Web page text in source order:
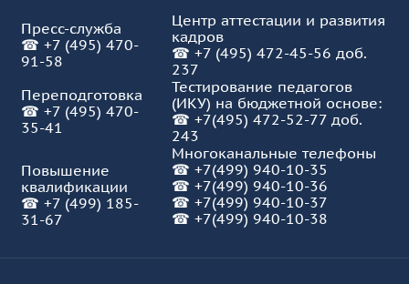
Пресс-служба
☎ +7 (495) 470-
91-58
Центр аттестации и развития
кадров
☎ +7 (495) 472-45-56 доб.
237
Переподготовка
☎ +7 (495) 470-
35-41
Тестирование педагогов
(ИКУ) на бюджетной основе:
☎ +7(495) 472-52-77 доб.
243
Многоканальные телефоны
☎ +7(499) 940-10-35
☎ +7(499) 940-10-36
☎ +7(499) 940-10-37
☎ +7(499) 940-10-38
Повышение
квалификации
☎ +7 (499) 185-
31-67